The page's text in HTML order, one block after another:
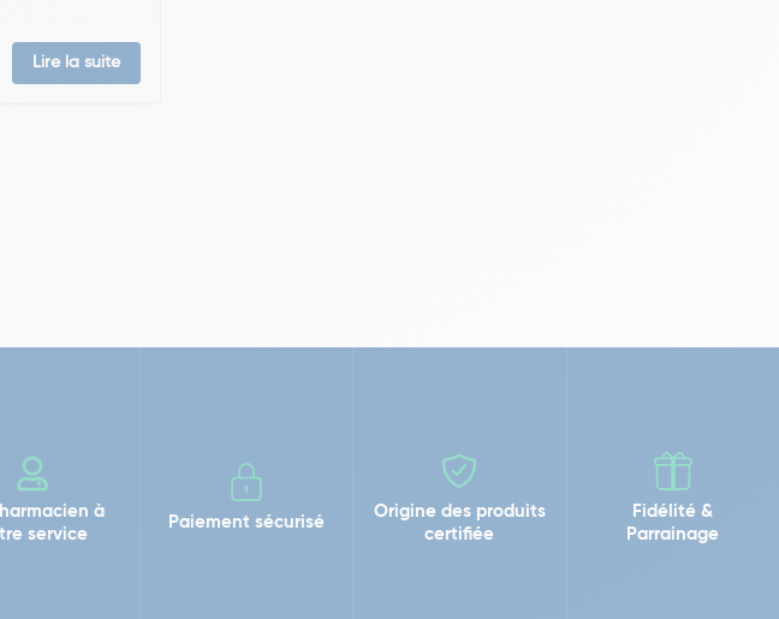
Lire la suite
à
service
Paiement sécurisé
Origine des produits
certifiée
Fidélité &
Parrainage